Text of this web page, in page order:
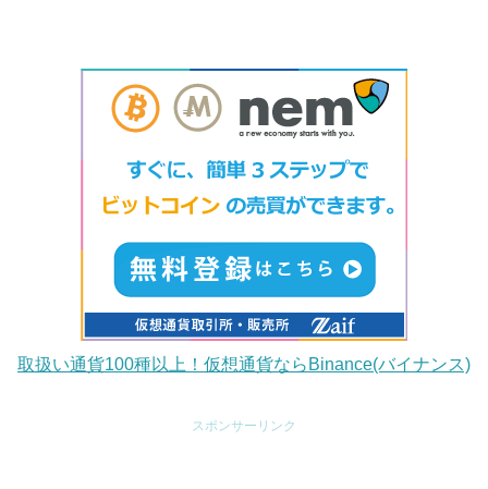
取扱い通貨100種以上！仮想通貨ならBinance(バイナンス)
スポンサーリンク